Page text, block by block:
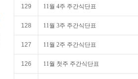
129 11월 4주 주간식단표
128 11월 3주 주간식단표
127 11월 2주 주간식단표
126 11월 첫주 주간식단표